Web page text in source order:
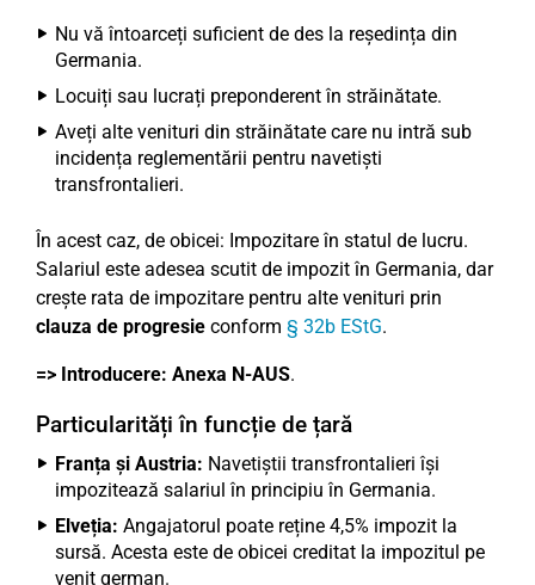
Nu vă întoarceți suficient de des la reședința din
Germania.
Locuiți sau lucrați preponderent în străinătate.
Aveți alte venituri din străinătate care nu intră sub
incidența reglementării pentru navetiști
transfrontalieri.
În acest caz, de obicei: Impozitare în statul de lucru.
Salariul este adesea scutit de impozit în Germania, dar
crește rata de impozitare pentru alte venituri prin
clauza de progresie conform § 32b EStG.
=> Introducere: Anexa N-AUS.
Particularități în funcție de țară
Franța și Austria: Navetiștii transfrontalieri își
impozitează salariul în principiu în Germania.
Elveția: Angajatorul poate reține 4,5% impozit la
sursă. Acesta este de obicei creditat la impozitul pe
venit german.